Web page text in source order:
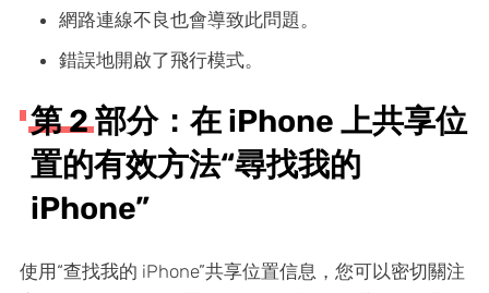
網路連線不良也會導致此問題。
錯誤地開啟了飛行模式。
第 2 部分：在 iPhone 上共享位
置的有效方法“尋找我的
iPhone”
使用“查找我的 iPhone”共享位置信息，您可以密切關注